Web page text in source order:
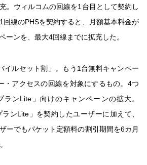
。ウィルコムの回線を1台目として契約し
回線のPHSを契約すると、月額基本料金が
ーンを、最大4回線までに拡充した。
イルセット割」。もう1台無料キャンペー
・アクセスの回線を対象にするもの。4つ
ランLite」向けのキャンペーンの拡大。
ンLite」を契約したユーザーに加えて、
ーでもパケット定額料の割引期間を6カ月